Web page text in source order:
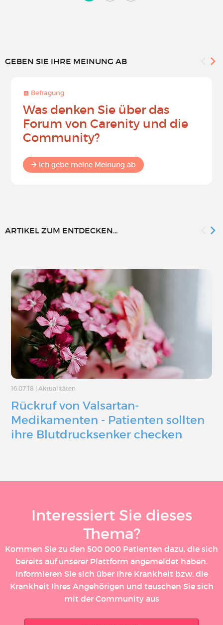
GEBEN SIE IHRE MEINUNG AB
Befragung
Was denken Sie über das
Forum von Carenity und die
Community?
Ich gebe meine Meinung ab
ARTIKEL ZUM ENTDECKEN...
16.07.18 Aktualitäten
Rückruf von Valsartan-
Medikamenten - Patienten sollten
ihre Blutdrucksenker checken
Interessiert Sie dieses
Thema?
Kommen Sie zu den 500 000 Patienten dazu, die sich
bereits auf unserer Plattform angemeldet haben.
Informieren Sie sich über Ihre Krankheit bzw. die
Krankheit Ihres Angehörigen und tauschen Sie sich
mit der Community aus